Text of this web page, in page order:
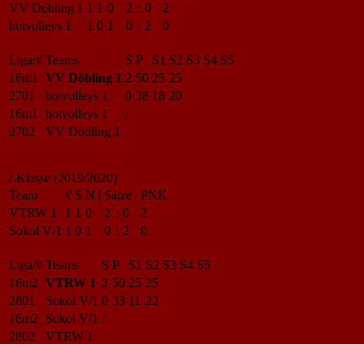
VV Döbling 1 1 1 0 2 : 0
2
hotvolleys 1
1 0 1 0 : 2 0
Liga/# Teams S P S1 S2 S3 S4 S5
16m1
VV Döbling 1 2 50 25 25
2701
hotvolleys 1 0 38 18 20
16m1
hotvolleys 1
/
2702
VV Döbling 1
2.Klasse (2019/2020)
Team
# S N | Sätze | PNK
VTRW 1
1 1 0 2 : 0
2
Sokol V/1 1 0 1 0 : 2 0
Liga/# Teams S P S1 S2 S3 S4 S5
16m2 VTRW 1 2 50 25 25
2801
Sokol V/1 0 33 11 22
16m2
Sokol V/1 /
2802
VTRW 1